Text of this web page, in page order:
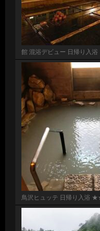
館 混浴デビュー 日帰り
鳥沢ヒュッテ 日帰り入浴